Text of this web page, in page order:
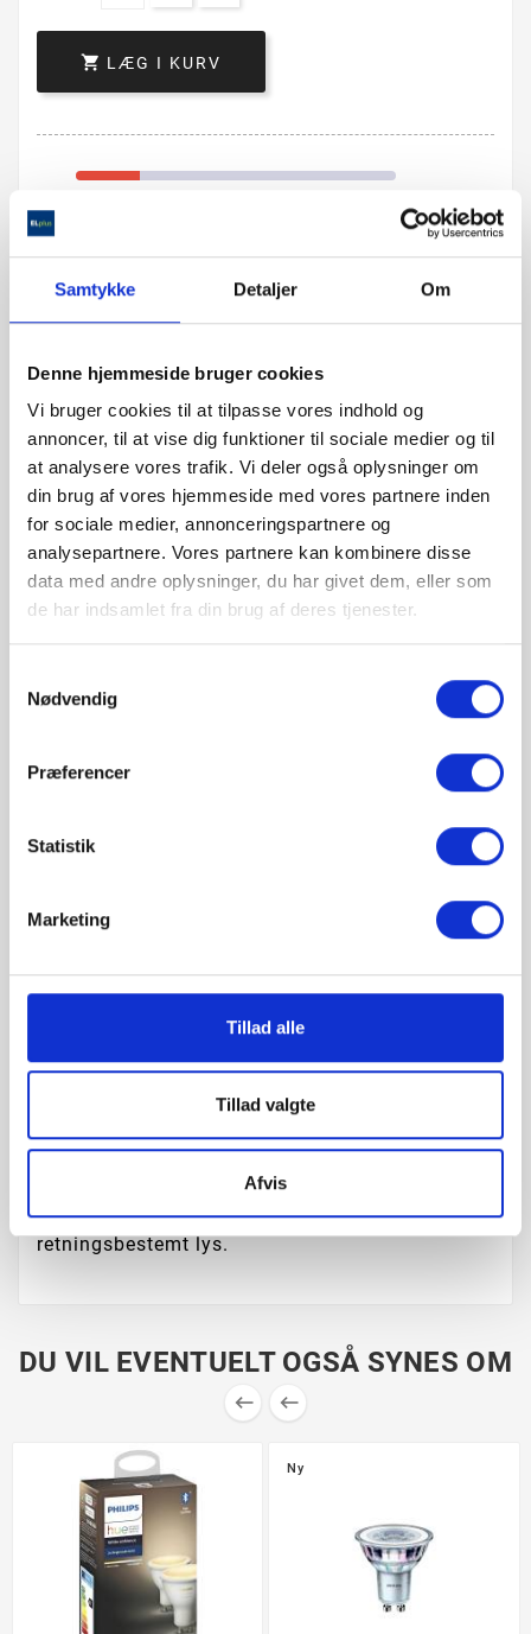
Samtykke Detaljer Om
Denne hjemmeside bruger cookies
Vi bruger cookies til at tilpasse vores indhold og
annoncer, til at vise dig funktioner til sociale medier og til
at analysere vores trafik. Vi deler også oplysninger om
din brug af vores hjemmeside med vores partnere inden
for sociale medier, annonceringspartnere og
analysepartnere. Vores partnere kan kombinere disse
data med andre oplysninger, du har givet dem, eller som
de har indsamlet fra din brug af deres tjenester.
Nødvendig
Præferencer
Statistik
Marketing
Tillad alle
Tillad valgte
Afvis
 LÆG I KURV
Produkt information
Moderne, men alligevel tidløst, design
Slank og elegant
Vippehoved med justerbar lysretning
Tænd/sluk-kontakt på lampehoved
Kan dæmpes?
MIB-serien er skabt ud fra klassiske
Det kipbare lampehoved sikrer et slankt og
nordisk designlook.
giver et væld af anvendelsesmuligheder.
En uforgængelig lampefamilie, der spreder lys
Bønnelycke mdd. Den minimalistiske MIB serie
emmer af nordisk elegance og har stor
MIB 6 indbyder til at sætte spot på tilværelsen.
Det smalle lampehoved udsender et præcist og
retningsbestemt lys.
DU VIL EVENTUELT OGSÅ SYNES OM
 
Ny